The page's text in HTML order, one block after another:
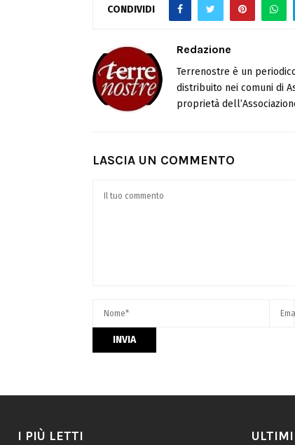
CONDIVIDI
Redazione
Terrenostre è un
distribuito nei comuni di
proprietà
LASCIA UN COMMENTO
I PIÙ LETTI